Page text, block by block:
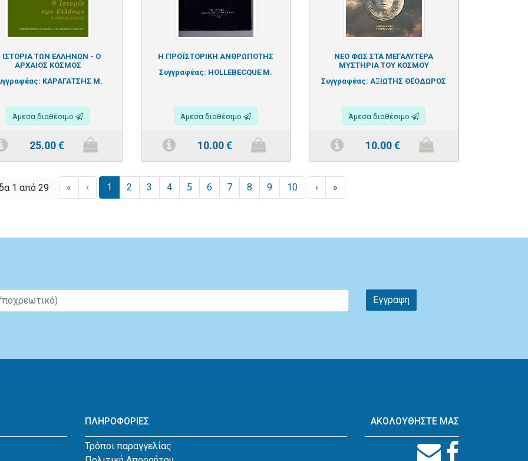
ΙΣΤΟΡΙΑ ΤΩΝ ΕΛΛΗΝΩΝ - Ο
ΑΡΧΑΙΟΣ ΚΟΣΜΟΣ
ΚΑΡΑΓΑΤΣΗΣ Μ.
Άμεσα διαθέσιμο
25.00€
Η ΠΡΟΪΣΤΟΡΙΚΗ ΑΝΘΡΩΠΟΤΗΣ
Συγγραφέας: HOLLEBECQUE M.
Άμεσα διαθέσιμο
10.00€
ΝΕΟ ΦΩΣ ΣΤΑ ΜΕΓΑΛΥΤΕΡΑ
ΜΥΣΤΗΡΙΑ ΤΟΥ ΚΟΣΜΟΥ
Συγγραφέας: ΑΞΙΩΤΗΣ ΘΕΟΔΩΡΟΣ
Άμεσα διαθέσιμο
10.00€
1 από 29 « ‹ 1 2 3 4 5 6 7 8 9 10 › »
Εγγραφη
ΠΛΗΡΟΦΟΡΙΕΣ
Τρόποι παραγγελίας
ΑΚΟΛΟΥΘΗΣΤΕ ΜΑΣ